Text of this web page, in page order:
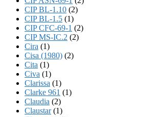
CIP BL-1.10 (2)
CIP BL-1.5 (1)
CIP CFC-69-1 (2)
CIP MS-IC.2 (2)
Cira (1)
Cisa (1980) (2)
Cita (1)
Civa (1)
Clarissa (1)
Clarke 961 (1)
Claudia (2)
Claustar(1)